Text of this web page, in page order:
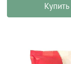
Купить